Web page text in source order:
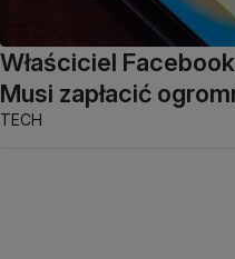
Właściciel
Musi zapłacić
TECH